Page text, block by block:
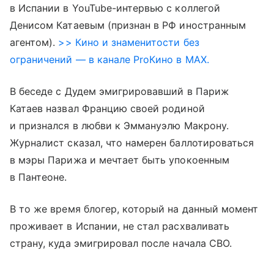
в Испании в YouTube-интервью с коллегой
Денисом Катаевым (признан в РФ иностранным
агентом). >> Кино и знаменитости без
ограничений — в канале ProКино в MAX.
В беседе с Дудем эмигрировавший в Париж
Катаев назвал Францию своей родиной
и признался в любви к Эммануэлю Макрону.
Журналист сказал, что намерен баллотироваться
в мэры Парижа и мечтает быть упокоенным
в Пантеоне.
В то же время блогер, который на данный момент
проживает в Испании, не стал расхваливать
страну, куда эмигрировал после начала СВО.